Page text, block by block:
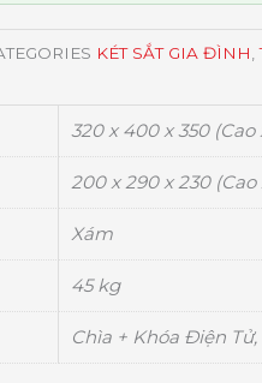
KÉT SẮT GIA ĐÌNH ,
320 x 400 x 350
200 x 290 x 230
Xám
45 kg
Chìa + Khóa Điện